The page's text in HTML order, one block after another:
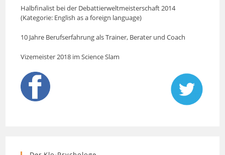
Halbfinalist bei der Debattierweltmeisterschaft 2014
(Kategorie: English as a foreign language)
10 Jahre Berufserfahrung als Trainer, Berater und Coach
Vizemeister 2018 im Science Slam